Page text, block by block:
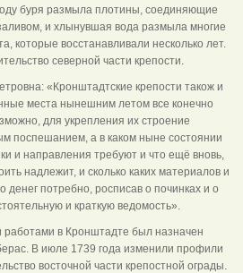
буря размыла плотины, соединяющие
и хлынувшая вода размыла многие
которые восстанавливали несколько лет.
северной части крепости.
«Кронштадтские крепости також и
места нынешним летом все конечно
для укрепления их строение
поспешанием, а в каком ныне состоянии
и направления требуют и что ещё вновь,
надлежит, и сколько каких материалов и
потребно, росписав о починках и о
и краткую ведомость».
работами в Кронштадте был назначен
В июле 1739 года изменили профили
восточной части крепостной ограды.